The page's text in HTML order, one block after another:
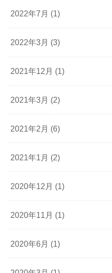
2022年7月 (1)
2022年3月 (3)
2021年12月 (1)
2021年3月 (2)
2021年2月 (6)
2021年1月 (2)
2020年12月 (1)
2020年11月 (1)
2020年6月 (1)